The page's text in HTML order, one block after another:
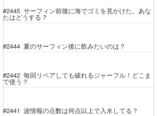
#2445 サーフィン前後に海でゴミを見かけた。あな
たはどうする？
#2444 夏のサーフィン後に飲みたいのは？
#2442 毎回リペアしても破れるジャーフル！どこま
で使う？
#2441 波情報の点数は何点以上で入水してる？